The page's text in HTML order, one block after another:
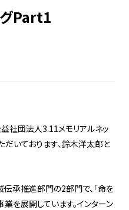
Part1
社団法人3.11メモリアルネッ
だいております、鈴木洋太郎と
承推進部門の2部門で、「命を
を展開しています。インターン